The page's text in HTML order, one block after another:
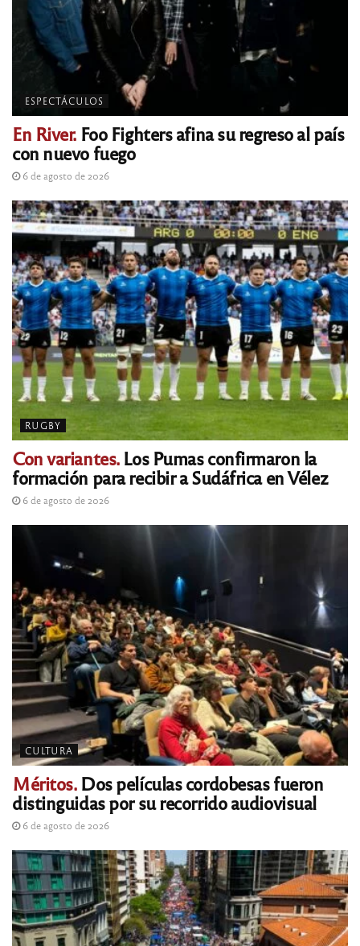
ESPECTÁCULOS
En River. Foo Fighters afina su regreso al país
con nuevo fuego
6 de agosto de 2026
RUGBY
Con variantes.Los Pumas confirmaron la
formación para recibir a Sudáfrica en Vélez
6 de agosto de 2026
CULTURA
Méritos.Dos películas cordobesas fueron
distinguidas por su recorrido audiovisual
6 de agosto de 2026